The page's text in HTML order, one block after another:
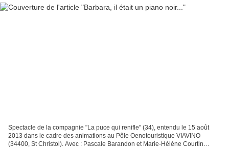
Spectacle de la compagnie "La puce qui renifle" (34), entendu le 15 août
2013 dans le cadre des animations au Pôle Oenotouristique VIAVINO
(34400, St Christol). Avec : Pascale Barandon et Marie-Hélène Courtin